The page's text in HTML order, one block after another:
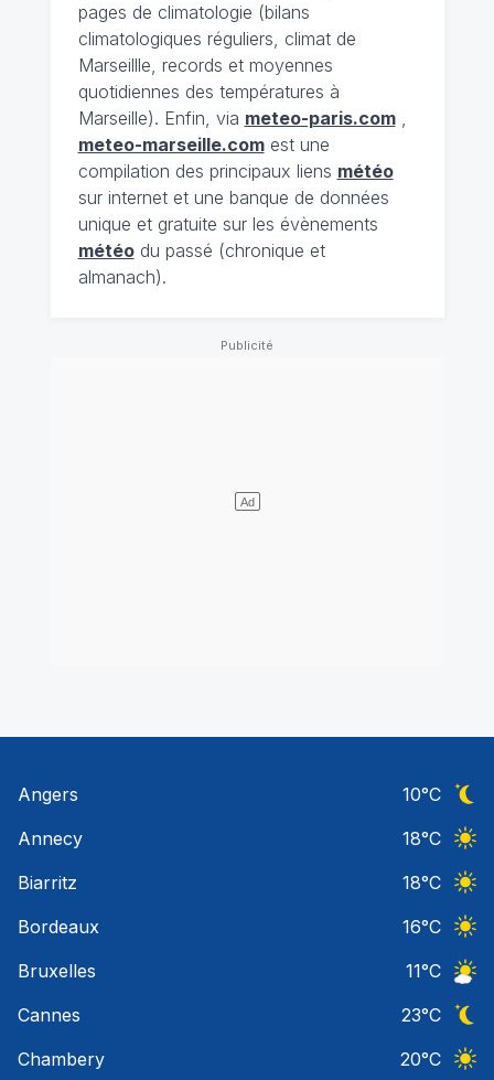
pages de climatologie (bilans
climatologiques réguliers, climat de
Marseillle, records et moyennes
quotidiennes des températures à
Marseille). Enfin, via meteo-paris.com,
meteo-marseille.comest une
compilation des principaux liens météo
sur internet et une banque de données
unique et gratuite sur les évènements
météodu passé (chronique et
almanach).
Angers 10°C
Annecy
18°C
Biarritz
18°C
Bordeaux
16°C
Bruxelles
11°C
Cannes
23°C
Chambery
20°C